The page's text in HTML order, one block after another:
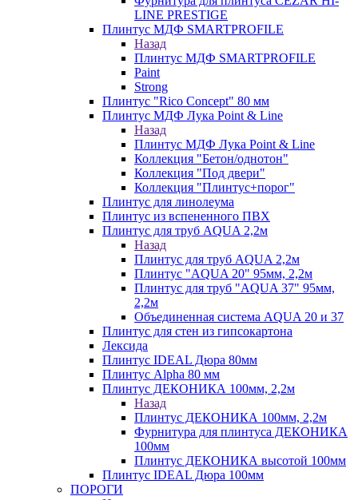
LINE PRESTIGE
Плинтус МДФ SMARTPROFILE
Назад
Плинтус МДФ SMARTPROFILE
Paint
Strong
Плинтус "Rico Concept" 80 мм
Плинтус МДФ Лука Point & Line
Назад
Плинтус МДФ Лука Point & Line
Коллекция "Бетон/однотон"
Коллекция "Под двери"
Коллекция "Плинтус+порог"
Плинтус для линолеума
Плинтус из вспененного ПВХ
Плинтус для труб AQUA 2,2м
Назад
Плинтус для труб AQUA 2,2м
Плинтус "AQUA 20" 95мм, 2,2м
Плинтус для труб "AQUA 37" 95мм,
2,2м
Объединенная система AQUA 20 и 37
Плинтус для стен из гипсокартона
Лексида
Плинтус IDEAL Дюра 80мм
Плинтус Alpha 80 мм
Плинтус ДЕКОНИКА 100мм, 2,2м
Назад
Плинтус ДЕКОНИКА 100мм, 2,2м
Фурнитура для плинтуса ДЕКОНИКА
100мм
Плинтус ДЕКОНИКА высотой 100мм
Плинтус IDEAL Дюра 100мм
ПОРОГИ